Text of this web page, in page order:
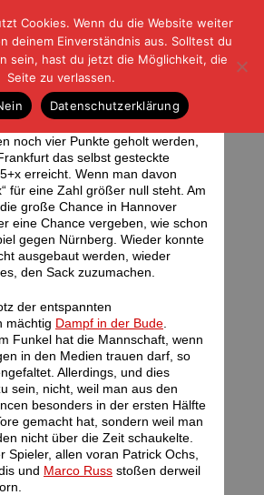
GFußball und der Rest
|IMPRESSUM |DATENSCHUTZ
Gebälk
Uhr
noch vier Punkte geholt werden,
das selbst gesteckte
erreicht. Wenn man davon
für eine Zahl größer null steht. Am
große Chance in Hannover
eine Chance vergeben, wie schon
gegen Nürnberg. Wieder konnte
ausgebaut werden, wieder
den Sack zuzumachen.
der entspannten
mächtig Dampf in der Bude
Funkel hat die Mannschaft, wenn
in den Medien trauen darf, so
Allerdings, und dies
sein, nicht, weil man aus den
besonders in der ersten Hälfte
gemacht hat, sondern weil man
nicht über die Zeit schaukelte.
Spieler, allen voran Patrick Ochs,
und Marco Russ stoßen derweil
Cookies. Wenn du die Website weiter
deinem Einverständnis aus. Solltest du
sein, hast du jetzt die Möglichkeit, die
Seite zu verlassen.
Datenschutzerklärung